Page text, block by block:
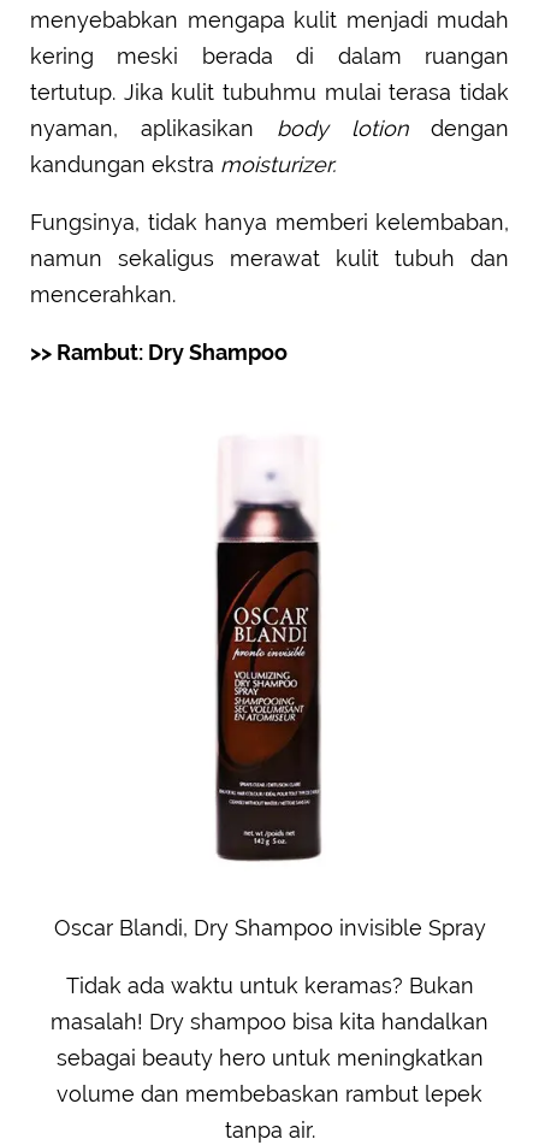
menyebabkan mengapa kulit menjadi mudah
kering meski berada di dalam ruangan
tertutup. Jika kulit tubuhmu mulai terasa tidak
nyaman, aplikasikan body lotiondengan
kandungan ekstra moisturizer.
Fungsinya, tidak hanya memberi kelembaban,
namun sekaligus merawat kulit tubuh dan
mencerahkan.
>> Rambut: Dry Shampoo
Oscar Blandi, Dry Shampoo invisible Spray
Tidak ada waktu untuk keramas? Bukan
masalah! Dry shampoo bisa kita handalkan
sebagai beauty hero untuk meningkatkan
volume dan membebaskan rambut lepek
tanpa air.